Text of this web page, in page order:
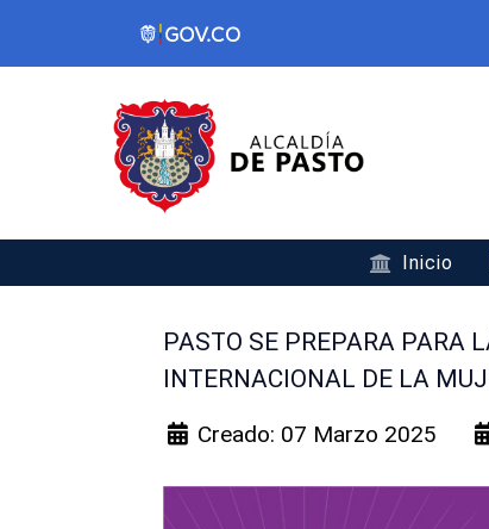
Inicio
PASTO SE PREPARA PARA
INTERNACIONAL DE LA
Creado: 07 Marzo 2025